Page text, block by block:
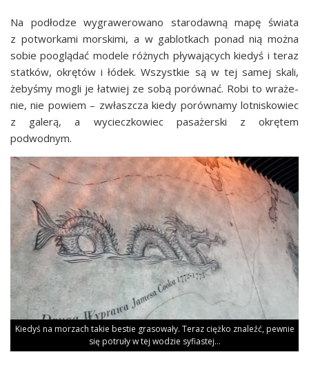
Na pod­ło­dze wygra­we­ro­wa­no sta­ro­daw­ną mapę świa­ta
z potwor­ka­mi mor­ski­mi, a w gablot­kach ponad nią moż­na
sobie pooglą­dać mode­le róż­nych pły­wa­ją­cych kie­dyś i teraz
stat­ków, okrę­tów i łódek. Wszyst­kie są w tej samej ska­li,
żeby­śmy mogli je łatwiej ze sobą porów­nać. Robi to wra­że­
nie, nie powiem – zwłasz­cza kie­dy porów­na­my lot­ni­sko­wiec
z gale­rą, a wyciecz­ko­wiec pasa­żer­ski z okrę­tem
podwodnym.
Kie­dyś na morzach takie bestie gra­so­wa­ły. Teraz cięż­ko zna­leźć, pew­nie
się potru­ły w tej wodzie syfiastej…